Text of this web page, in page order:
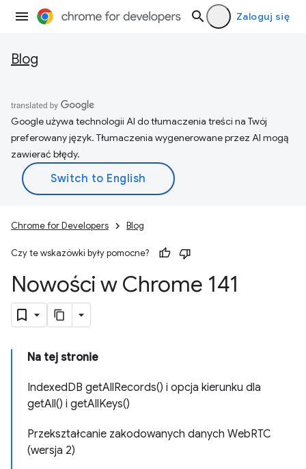
Zaloguj się
Blog
Google używa technologii AI do tłumaczenia treści na Twój
preferowany język. Tłumaczenia wygenerowane przez AI mogą
zawierać błędy.
Chrome for Developers Blog
Czy te wskazówki były pomocne?
Nowości w Chrome 141
Na tej stronie
IndexedDB getAllRecords() i opcja kierunku dla
getAll() i getAllKeys()
Przekształcanie zakodowanych danych WebRTC
(wersja 2)